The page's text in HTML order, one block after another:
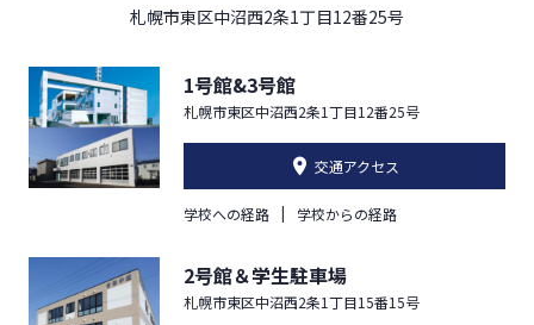
札幌市東区中沼西2条1丁目12番25号
1号館&3号館
札幌市東区中沼西2条1丁目12番25号
交通アクセス
学校への経路 学校からの経路
2号館＆学生駐車場
札幌市東区中沼西2条1丁目15番15号